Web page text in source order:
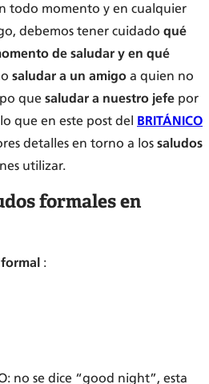
todo momento y en cualquier
debemos tener cuidado qué
de saludar y en qué
saludar a un amigo a quien no
que saludar a nuestro jefe por
que en este post del BRITÁNICO
detalles en torno a los saludos
utilizar.
formales en
:
no se dice “good night”, esta